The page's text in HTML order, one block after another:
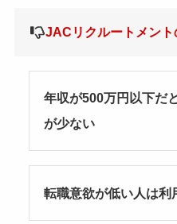
JACリクルートメント
年収が500万円以下だ
が少ない
転職意欲が低い人は利